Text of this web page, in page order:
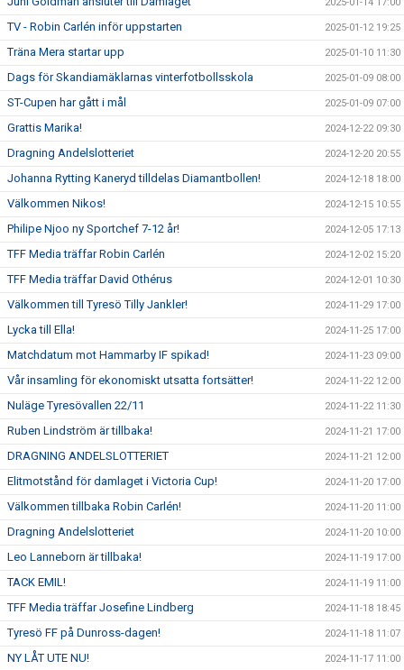
TV - Robin Carlén inför uppstarten 2025-01-12 19:25
Träna Mera startar upp 2025-01-10 11:30
Dags för Skandiamäklarnas vinterfotbollsskola 2025-01-09 08:00
ST-Cupen har gått i mål 2025-01-09 07:00
Grattis Marika! 2024-12-22 09:30
Dragning Andelslotteriet 2024-12-20 20:55
Johanna Rytting Kaneryd tilldelas Diamantbollen! 2024-12-18 18:00
Välkommen Nikos! 2024-12-15 10:55
Philipe Njoo ny Sportchef 7-12 år! 2024-12-05 17:13
TFF Media träffar Robin Carlén 2024-12-02 15:20
TFF Media träffar David Othérus 2024-12-01 10:30
Välkommen till Tyresö Tilly Jankler! 2024-11-29 17:00
Lycka till Ella! 2024-11-25 17:00
Matchdatum mot Hammarby IF spikad! 2024-11-23 09:00
Vår insamling för ekonomiskt utsatta fortsätter! 2024-11-22 12:00
Nuläge Tyresövallen 22/11 2024-11-22 11:30
Ruben Lindström är tillbaka! 2024-11-21 17:00
DRAGNING ANDELSLOTTERIET 2024-11-21 12:00
Elitmotstånd för damlaget i Victoria Cup! 2024-11-20 17:00
Välkommen tillbaka Robin Carlén! 2024-11-20 11:00
Dragning Andelslotteriet 2024-11-20 10:00
Leo Lanneborn är tillbaka! 2024-11-19 17:00
TACK EMIL! 2024-11-19 11:00
TFF Media träffar Josefine Lindberg 2024-11-18 18:45
Tyresö FF på Dunross-dagen! 2024-11-18 11:07
NY LÅT UTE NU! 2024-11-17 11:00